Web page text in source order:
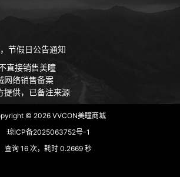
节假日公告通知
直接销售美瞳
网络销售备案
提供，已备注来源
© 2026VVCON美瞳商城
琼ICP备2025063752号-1
查询 16 次，耗时 0.2669 秒